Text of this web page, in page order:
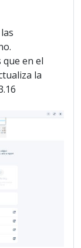
en el
la